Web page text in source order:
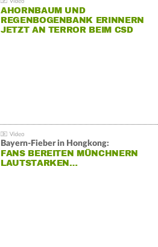
AHORNBAUM UND
REGENBOGENBANK ERINNERN
JETZT AN TERROR BEIM CSD
Bayern-Fieber in Hongkong:
FANS BEREITEN MÜNCHNERN
LAUTSTARKEN…